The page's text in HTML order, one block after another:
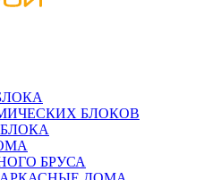
БЛОКОВ
БРУСА